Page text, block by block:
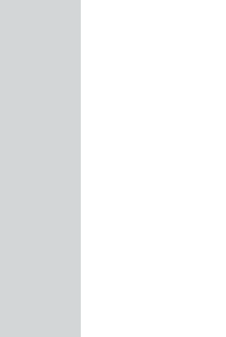
Amtliche